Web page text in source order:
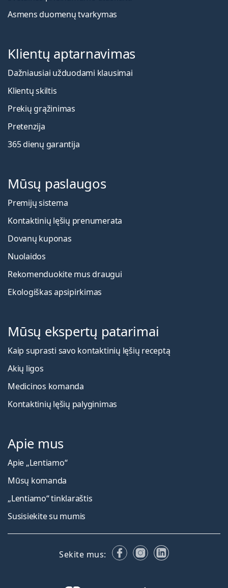
Asmens duomenų tvarkymas
Klientų aptarnavimas
Dažniausiai užduodami klausimai
Klientų skiltis
Prekių grąžinimas
Pretenzija
365 dienų garantija
Mūsų paslaugos
Premijų sistema
Kontaktinių lęšių prenumerata
Dovanų kuponas
Nuolaidos
Rekomenduokite mus draugui
Ekologiškas apsipirkimas
Mūsų ekspertų patarimai
Kaip suprasti savo kontaktinių lęšių receptą
Akių ligos
Medicinos komanda
Kontaktinių lęšių palyginimas
Apie mus
Apie „Lentiamo“
Mūsų komanda
„Lentiamo“ tinklaraštis
Susisiekite su mumis
Sekite mus: FacebookInstagram
LinkedIn